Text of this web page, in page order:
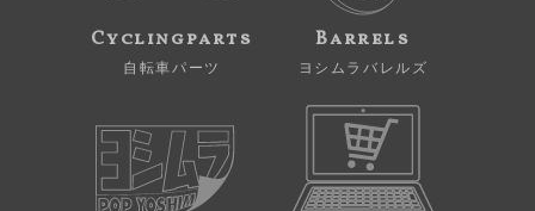
Cyclingparts
自転車パーツ
Barrels
ヨシムラバレルズ